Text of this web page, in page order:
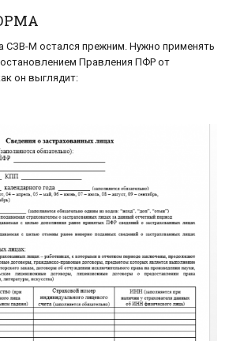
СЗВ-М остался прежним. Нужно применять
Правления ПФР от
он выглядит: